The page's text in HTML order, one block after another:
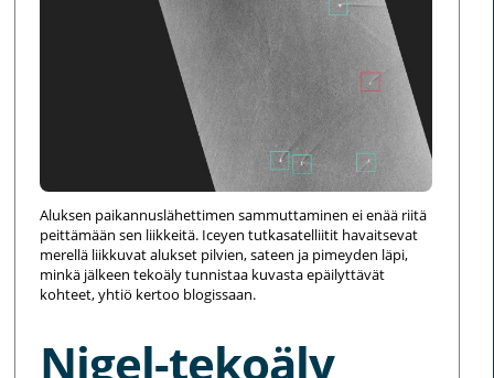
Aluksen paikannuslähettimen sammuttaminen ei enää riitä
peittämään sen liikkeitä. Iceyen tutkasatelliitit havaitsevat
merellä liikkuvat alukset pilvien, sateen ja pimeyden läpi,
minkä jälkeen tekoäly tunnistaa kuvasta epäilyttävät
kohteet, yhtiö kertoo blogissaan.
Nigel-tekoäly